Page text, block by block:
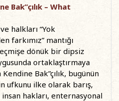
Bak”çılık – What
halkları “Yok
farkımız” mantığı
dönük bir dipsiz
ortaklaştırmaya
Kendine Bak”çılık, bugünün
ufkunu ilke olarak barış,
hakları, enternasyonal